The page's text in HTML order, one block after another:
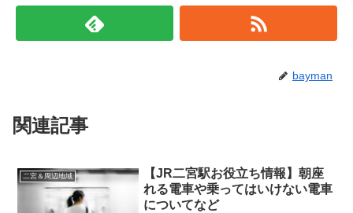
bayman
関連記事
二宮＆周辺地域
【JR二宮駅お役立ち情報】朝座
れる電車や乗ってはいけない電車
についてなど